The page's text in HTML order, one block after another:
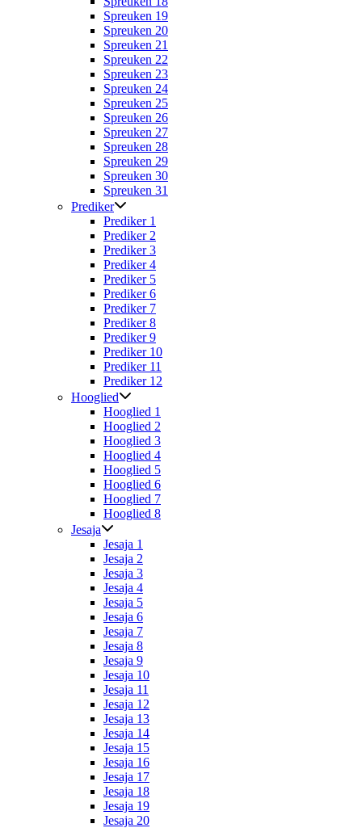
Spreuken 19
Spreuken 20
Spreuken 21
Spreuken 22
Spreuken 23
Spreuken 24
Spreuken 25
Spreuken 26
Spreuken 27
Spreuken 28
Spreuken 29
Spreuken 30
Spreuken 31
Prediker
Prediker 1
Prediker 2
Prediker 3
Prediker 4
Prediker 5
Prediker 6
Prediker 7
Prediker 8
Prediker 9
Prediker 10
Prediker 11
Prediker 12
Hooglied
Hooglied 1
Hooglied 2
Hooglied 3
Hooglied 4
Hooglied 5
Hooglied 6
Hooglied 7
Hooglied 8
Jesaja
Jesaja 1
Jesaja 2
Jesaja 3
Jesaja 4
Jesaja 5
Jesaja 6
Jesaja 7
Jesaja 8
Jesaja 9
Jesaja 10
Jesaja 11
Jesaja 12
Jesaja 13
Jesaja 14
Jesaja 15
Jesaja 16
Jesaja 17
Jesaja 18
Jesaja 19
Jesaja 20